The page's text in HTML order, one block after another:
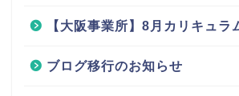
【大阪事業所】8月カリキュラ
ブログ移行のお知らせ